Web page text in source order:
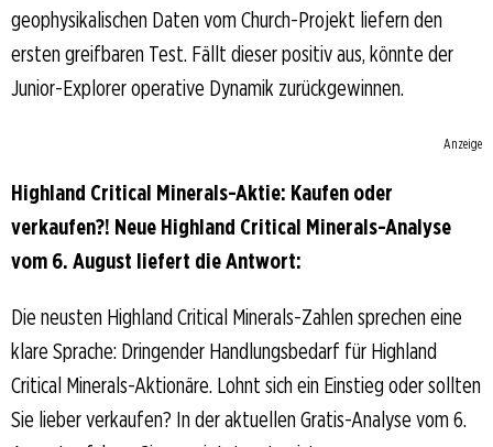
geophysikalischen Daten vom Church-Projekt liefern den
ersten greifbaren Test. Fällt dieser positiv aus, könnte der
Junior-Explorer operative Dynamik zurückgewinnen.
Anzeige
Highland Critical Minerals-Aktie: Kaufen oder
verkaufen?! Neue Highland Critical Minerals-Analyse
vom 6. August liefert die Antwort:
Die neusten Highland Critical Minerals-Zahlen sprechen eine
klare Sprache: Dringender Handlungsbedarf für Highland
Critical Minerals-Aktionäre. Lohnt sich ein Einstieg oder sollten
Sie lieber verkaufen? In der aktuellen Gratis-Analyse vom 6.